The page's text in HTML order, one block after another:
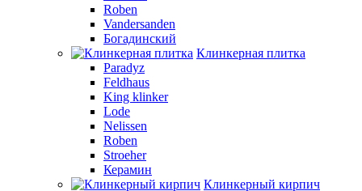
Roben
Vandersanden
Богадинский
Клинкерная плитка
Paradyz
Feldhaus
King klinker
Lode
Nelissen
Roben
Stroeher
Керамин
Клинкерный кирпич